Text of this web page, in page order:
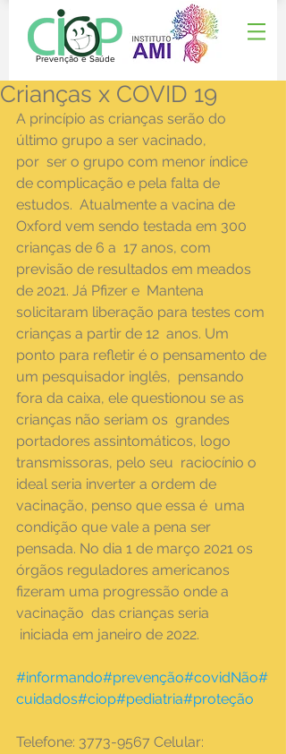
Prevenção e Saúde
Crianças x COVID 19
A princípio as crianças serão do
último grupo a ser vacinado,
por  ser o grupo com menor índice
de complicação e pela falta de
estudos.  Atualmente a vacina de
Oxford vem sendo testada em 300
crianças de 6 a  17 anos, com
previsão de resultados em meados
de 2021. Já Pfizer e  Mantena
solicitaram liberação para testes com
crianças a partir de 12  anos. Um
ponto para refletir é o pensamento de
um pesquisador inglês,  pensando
fora da caixa, ele questionou se as
crianças não seriam os  grandes
portadores assintomáticos, logo
transmissoras, pelo seu  raciocínio o
ideal seria inverter a ordem de
vacinação, penso que essa é  uma
condição que vale a pena ser
pensada. No dia 1 de março 2021 os
órgãos reguladores americanos
fizeram uma progressão onde a
vacinação  das crianças seria
iniciada em janeiro de 2022.
#informando#prevenção#covidNão#
cuidados#ciop#pediatria#proteção
Telefone: 3773-9567 Celular: